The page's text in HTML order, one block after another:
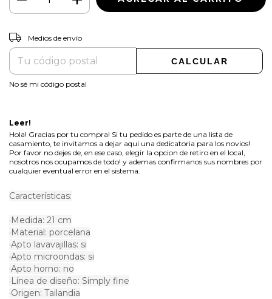
Entregas para el CP:
Medios de envío
CALCULAR
No sé mi código postal
Leer!
Hola! Gracias por tu compra! Si tu pedido es parte de una lista de
casamiento, te invitamos a dejar aqui una dedicatoria para los novios!
Por favor no dejes de, en ese caso, elegir la opcion de retiro en el local,
nosotros nos ocupamos de todo! y ademas confirmanos sus nombres por
cualquier eventual error en el sistema.
Características:
·Medida: 21 cm
·Material: porcelana
·Apto lavavajillas: si
·Apto microondas: si
·Apto horno: no
·Línea de diseño: Simply fine
·Origen: Tailandia